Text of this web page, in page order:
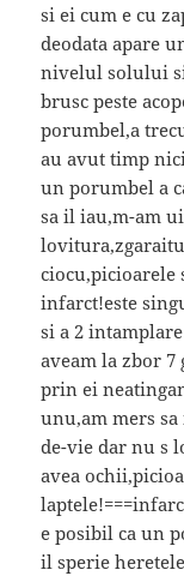
si ei cum e cu
deodata apare
nivelul solului
brusc peste
porumbel,a
au avut timp
un porumbel a
sa il iau,m-am
ciocu,picioarele
infarct!este
si a 2
aveam la zbor
prin ei
unu,am mers
de-vie dar nu s
avea
e posibil ca un
il sperie